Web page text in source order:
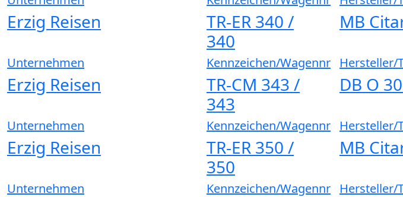
Erzig Reisen
TR-ER 340 /
340
MB
Unternehmen
Erzig Reisen
Kennzeichen/Wagennr
TR-CM 343 /
343
Hersteller/
DB O
Unternehmen
Erzig Reisen
Kennzeichen/Wagennr
TR-ER 350 /
350
Hersteller/
MB
Unternehmen Kennzeichen/Wagennr Hersteller/